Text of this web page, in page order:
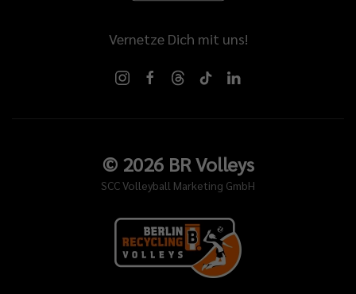
Vernetze Dich mit uns!
© 2026BR Volleys
SCC Volleyball Marketing GmbH